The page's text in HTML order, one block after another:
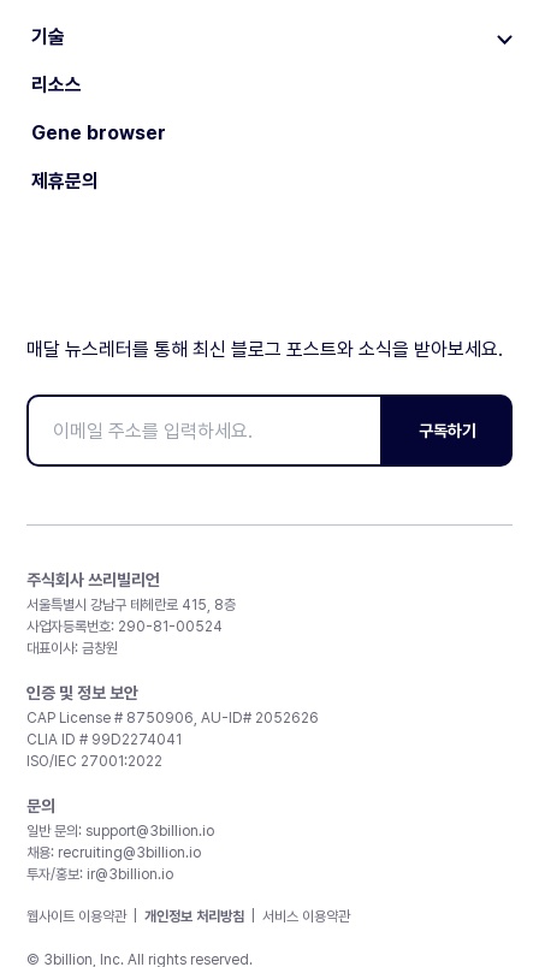
기술
리소스
Gene browser
제휴문의
매달 뉴스레터를 통해 최신 블로그 포스트와 소식을 받아보세요.
구독하기
주식회사 쓰리빌리언
서울특별시 강남구 테헤란로 415, 8층
사업자등록번호: 290-81-00524
대표이사: 금창원
인증 및 정보 보안
CAP License # 8750906, AU-ID# 2052626
CLIA ID # 99D2274041
ISO/IEC 27001:2022
문의
일반 문의: support@3billion.io
채용: recruiting@3billion.io
투자/홍보: ir@3billion.io
웹사이트 이용약관 개인정보 처리방침 서비스 이용약관
© 3billion, Inc. All rights reserved.